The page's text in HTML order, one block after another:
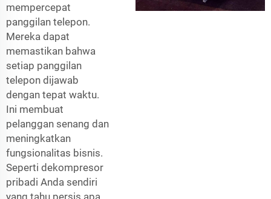
mempercepat
panggilan telepon.
Mereka dapat
memastikan bahwa
setiap panggilan
telepon dijawab
dengan tepat waktu.
Ini membuat
pelanggan senang dan
meningkatkan
fungsionalitas bisnis.
Seperti dekompresor
pribadi Anda sendiri
yang tahu persis apa